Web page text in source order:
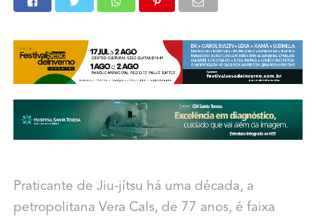
Praticante de Jiu-jítsu há uma década, a
petropolitana Vera Cals, de 77 anos, é faixa